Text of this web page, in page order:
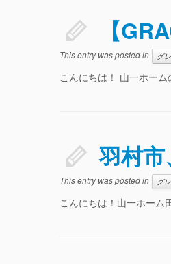
【
This entry was posted in グ
こんにちは！ 山一ホー
羽村
This entry was posted in グ
こんにちは！山一ホー